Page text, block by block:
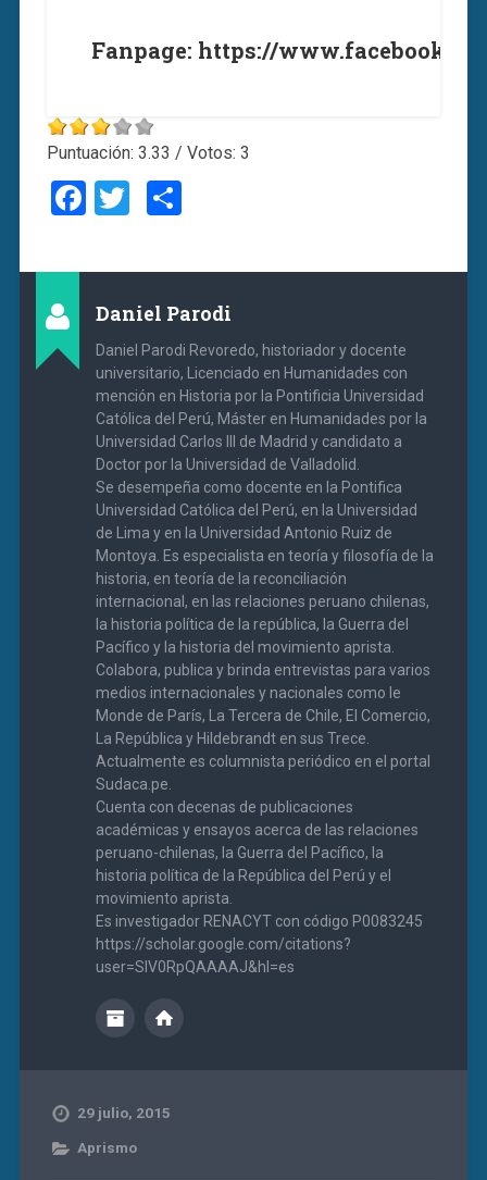
Fanpage: https://
Puntuación: 3.33 / Votos: 3
Facebook
TwitterCompartir
Daniel Parodi
Daniel Parodi Revoredo, historiador y docente
universitario, Licenciado en Humanidades con
mención en Historia por la Pontificia Universidad
Católica del Perú, Máster en Humanidades por la
Universidad Carlos III de Madrid y candidato a
Doctor por la Universidad de Valladolid.
Se desempeña como docente en la Pontifica
Universidad Católica del Perú, en la Universidad
de Lima y en la Universidad Antonio Ruiz de
Montoya. Es especialista en teoría y filosofía de la
historia, en teoría de la reconciliación
internacional, en las relaciones peruano chilenas,
la historia política de la república, la Guerra del
Pacífico y la historia del movimiento aprista.
Colabora, publica y brinda entrevistas para varios
medios internacionales y nacionales como le
Monde de París, La Tercera de Chile, El Comercio,
La República y Hildebrandt en sus Trece.
Actualmente es columnista periódico en el portal
Sudaca.pe.
Cuenta con decenas de publicaciones
académicas y ensayos acerca de las relaciones
peruano-chilenas, la Guerra del Pacífico, la
historia política de la República del Perú y el
movimiento aprista.
Es investigador RENACYT con código P0083245
https://scholar.google.com/citations?
user=SIV0RpQAAAAJ&hl=es
29 julio, 2015
Aprismo